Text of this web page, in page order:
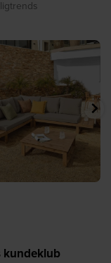
naturlige
samlingspunkt⁠
8 0
kundeklub